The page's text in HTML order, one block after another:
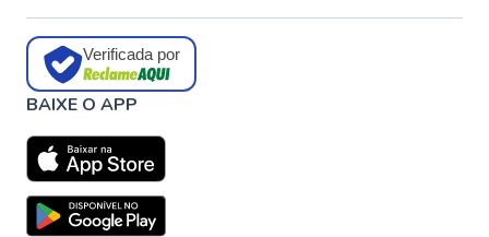
Verificada por
BAIXE O APP